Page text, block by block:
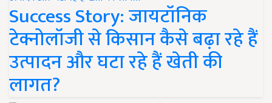
Success Story: जायटॉनिक
टेक्नोलॉजी से किसान कैसे बढ़ा रहे हैं
उत्पादन और घटा रहे हैं खेती की
लागत?